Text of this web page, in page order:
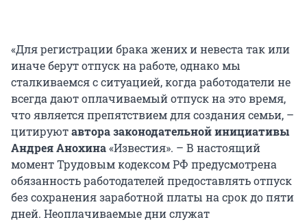
«Для регистрации брака жених и невеста так или
иначе берут отпуск на работе, однако мы
сталкиваемся с ситуацией, когда работодатели не
всегда дают оплачиваемый отпуск на это время,
что является препятствием для создания семьи, –
цитируютавтора законодательной инициативы
Андрея Анохина«Известия». – В настоящий
момент Трудовым кодексом РФ предусмотрена
обязанность работодателей предоставлять отпуск
без сохранения заработной платы на срок до пяти
дней. Неоплачиваемые дни служат